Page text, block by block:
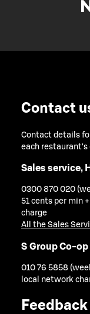
Contact
Contact details
each
Sales service,
0300 870 020
51 cents per min
charge
All the Sales
S Group Co-
010 76 5858
local network
Feedback